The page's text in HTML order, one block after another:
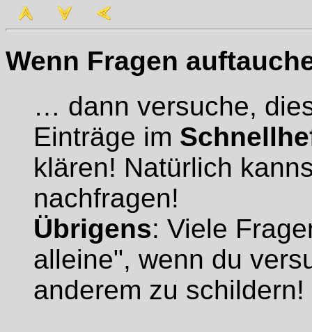
Wenn Fragen
… dann versuche,
Einträge im
klären! Natürlich
nachfragen!
Übrigens: Viele
alleine", wenn du
anderem zu schildern!